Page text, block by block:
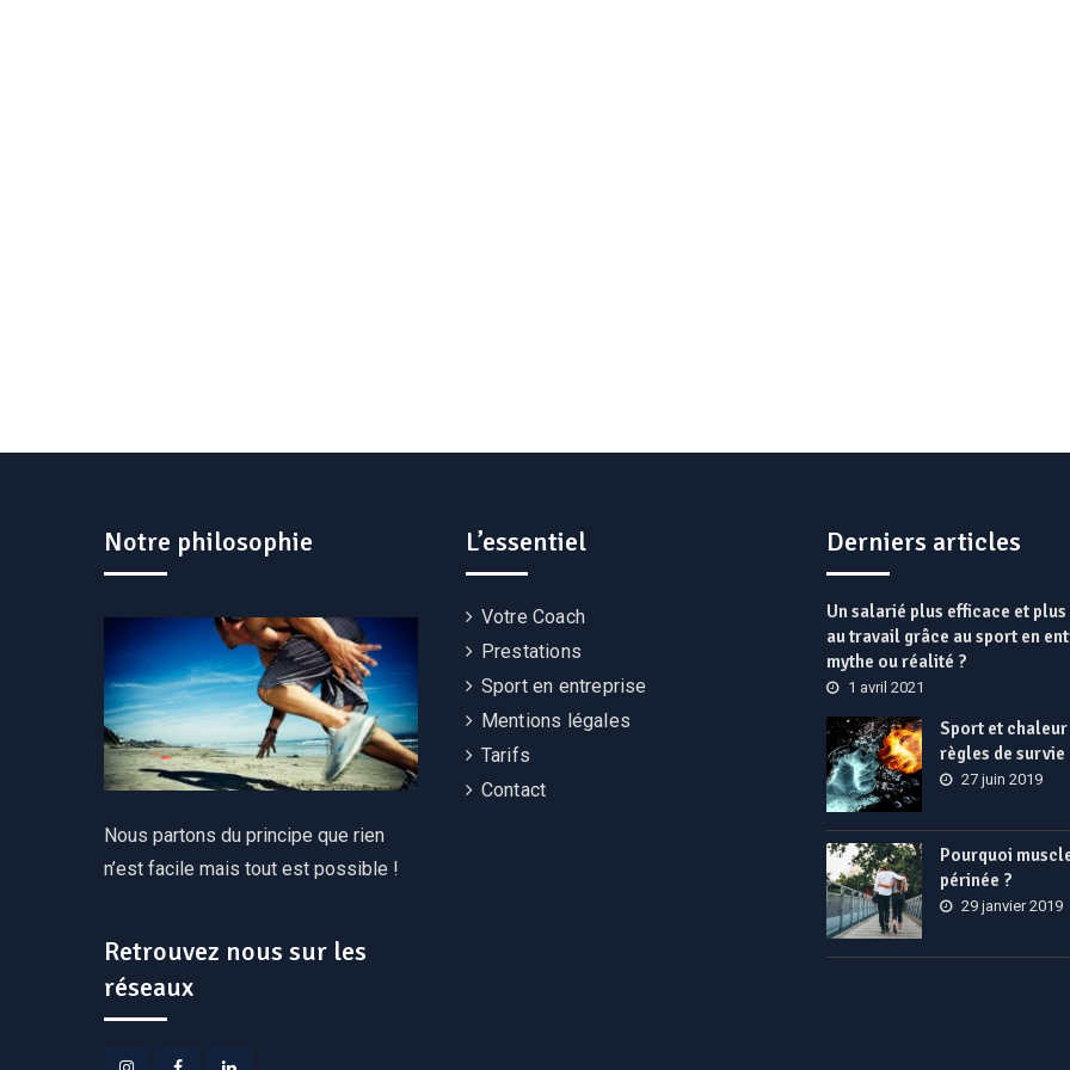
Notre philosophie
Nous partons du principe que rien
n’est facile mais tout est possible !
Retrouvez nous sur les
réseaux
L’essentiel
Votre Coach
Prestations
Sport en entreprise
Mentions légales
Tarifs
Contact
Derniers articles
Un salarié plus efficace et plus
au travail grâce au sport en
mythe ou réalité ?
1 avril 2021
Sport et chaleur
règles de survie
27 juin 2019
Pourquoi
périnée ?
29 janvier 2019